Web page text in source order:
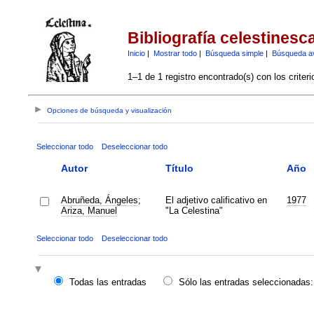
Bibliografía
Inicio| Mostrar todo| Búsqueda simple| Búsqueda
1–1 de 1 registro encontrado(s) con los
Opciones de búsqueda y visualización
Seleccionar todo Deseleccionar todo
Autor Título Año
Abruñeda, Ángeles;
Ariza, Manuel
El adjetivo calificativo en
"La Celestina"
1977
Seleccionar todo Deseleccionar todo
Todas las entradas
Sólo las entradas seleccionadas: